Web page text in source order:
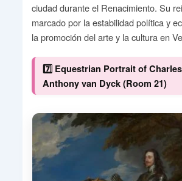
ciudad durante el Renacimiento. Su
marcado por la estabilidad política y
la promoción del arte y la cultura en
7️⃣ Equestrian Portrait of
Anthony van Dyck (Room 21)